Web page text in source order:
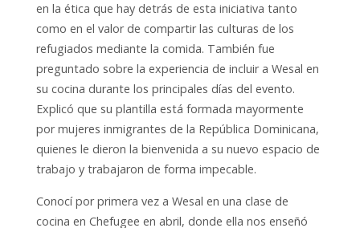
en la ética que hay detrás de esta iniciativa tanto
como en el valor de compartir las culturas de los
refugiados mediante la comida. También fue
preguntado sobre la experiencia de incluir a Wesal en
su cocina durante los principales días del evento.
Explicó que su plantilla está formada mayormente
por mujeres inmigrantes de la República Dominicana,
quienes le dieron la bienvenida a su nuevo espacio de
trabajo y trabajaron de forma impecable.
Conocí por primera vez a Wesal en una clase de
cocina en Chefugee en abril, donde ella nos enseñó